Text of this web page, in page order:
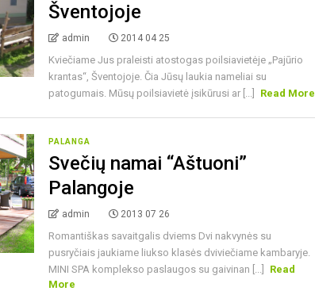
Šventojoje
admin 2014 04 25
Kviečiame Jus praleisti atostogas poilsiavietėje „Pajūrio
krantas“, Šventojoje. Čia Jūsų laukia nameliai su
patogumais. Mūsų poilsiavietė įsikūrusi ar [...]
Read More
PALANGA
Svečių namai “Aštuoni”
Palangoje
admin 2013 07 26
Romantiškas savaitgalis dviems Dvi nakvynės su
pusryčiais jaukiame liukso klasės dviviečiame kambaryje.
MINI SPA komplekso paslaugos su gaivinan [...]
Read
More